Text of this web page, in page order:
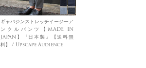
ギャバジンストレッチイージーア
ンクルパンツ【MADE IN
JAPAN】『日本製』【送料無
料】 / Upscape Audience